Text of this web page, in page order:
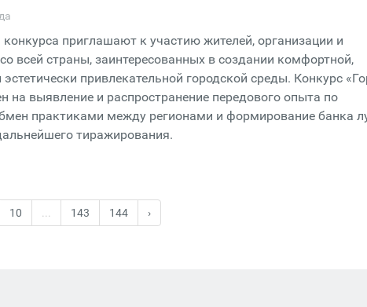
приглашают к участию жителей, организации и
всей страны, заинтересованных в создании комфортной,
эстетически привлекательной городской среды. Конкурс
на выявление и распространение передового опыта по
практиками между регионами и формирование банка
тиражирования.
10 143 144 ›